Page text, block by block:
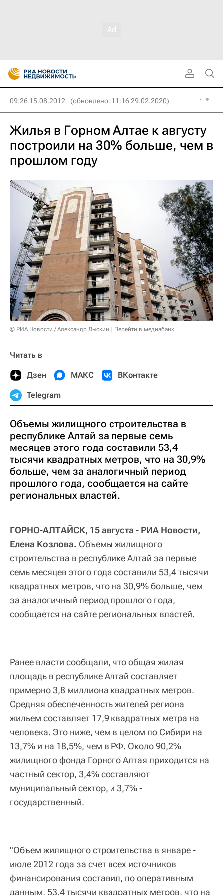
09:26 15.08.2012 (обновлено: 11:16 29.02.2020)
Жилья в Горном Алтае к августу
построили на 30% больше, чем в
прошлом году
© РИА Новости / Александр Лыскин Перейти в медиабанк
Читать в
Дзен МАКС ВКонтакте
Telegram
Объемы жилищного строительства в
республике Алтай за первые семь
месяцев этого года составили 53,4
тысячи квадратных метров, что на 30,9%
больше, чем за аналогичный период
прошлого года, сообщается на сайте
региональных властей.
ГОРНО-АЛТАЙСК, 15 августа - РИА Новости,
Елена Козлова. Объемы жилищного
строительства в республике Алтай за первые
семь месяцев этого года составили 53,4 тысячи
квадратных метров, что на 30,9% больше, чем
за аналогичный период прошлого года,
сообщается на сайте региональных властей.
Ранее власти сообщали, что общая жилая
площадь в республике Алтай составляет
примерно 3,8 миллиона квадратных метров.
Средняя обеспеченность жителей региона
жильем составляет 17,9 квадратных метра на
человека. Это ниже, чем в целом по Сибири на
13,7% и на 18,5%, чем в РФ. Около 90,2%
жилищного фонда Горного Алтая приходится на
частный сектор, 3,4% составляют
муниципальный сектор, и 3,7% -
государственный.
"Объем жилищного строительства в январе -
июле 2012 года за счет всех источников
финансирования составил, по оперативным
данным, 53,4 тысячи квадратных метров, что на